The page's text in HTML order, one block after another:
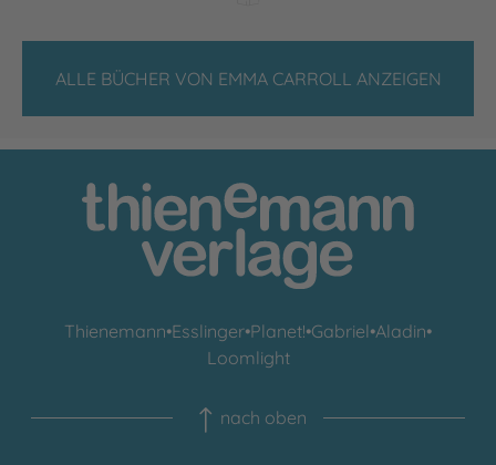
ALLE BÜCHER VON EMMA CARROLL ANZEIGEN
Thienemann•Esslinger•Planet!•Gabriel•Aladin•
Loomlight
nach oben